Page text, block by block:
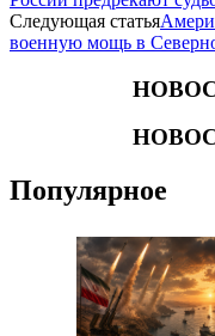
Следующая статья
военную мощь в
Популярное